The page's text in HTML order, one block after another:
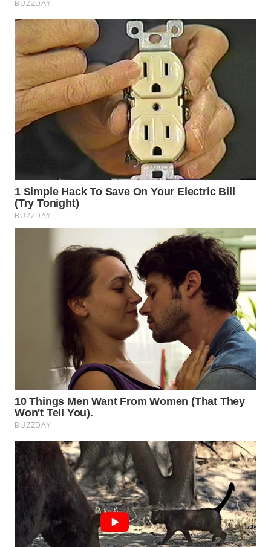
LANGKAT
WN
TAPANULI
SELATAN
WN
TANJUNG
KARO
WN
SIMALUNGUN
WN
SERDANG
WN
TEBING
WN
PAKPAK
WN
KARAWANG